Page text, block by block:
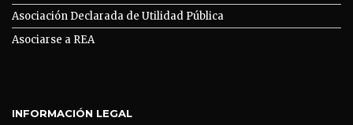
Asociación Declarada de Utilidad Pública
Asociarse a REA
INFORMACIÓN LEGAL